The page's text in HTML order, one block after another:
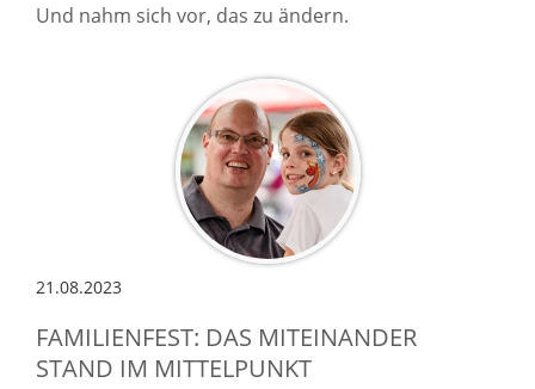
Und nahm sich vor, das zu ändern.
21.08.2023
FAMILIENFEST: DAS MITEINANDER
STAND IM MITTELPUNKT